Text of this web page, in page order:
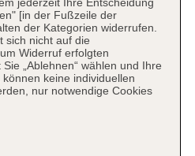
möglich
[in der Fußzeile der
der Kategorien widerrufen.
sich nicht auf die
Widerruf erfolgten
„Ablehnen“ wählen und Ihre
keine individuellen
nur notwendige Cookies